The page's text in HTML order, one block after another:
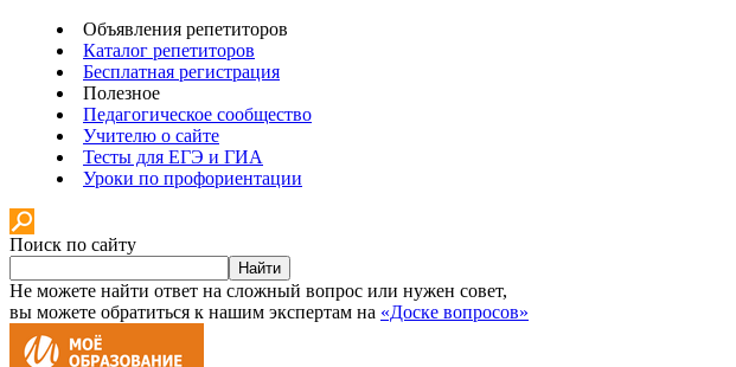
Объявления репетиторов
Каталог репетиторов
Бесплатная регистрация
Полезное
Педагогическое сообщество
Учителю о сайте
Тесты для ЕГЭ и ГИА
Уроки по профориентации
Поиск по сайту
Найти
Не можете найти ответ на сложный вопрос или нужен совет,
вы можете обратиться к нашим экспертам на «Доске вопросов»